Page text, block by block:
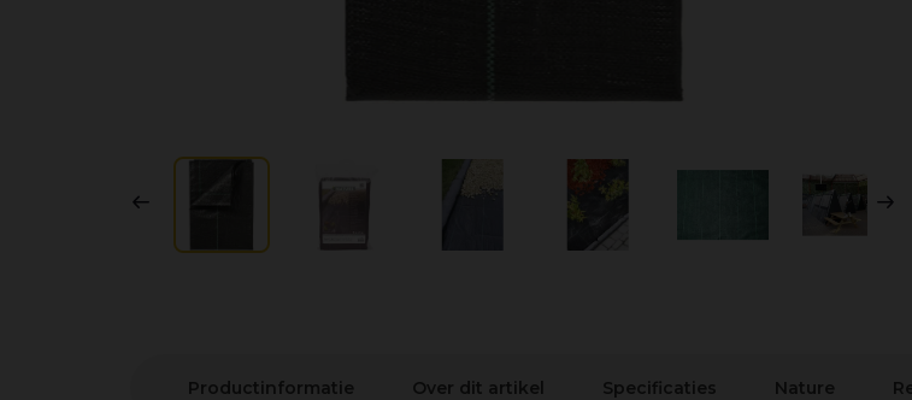
Productinformatie Over dit artikel Specificaties Nature